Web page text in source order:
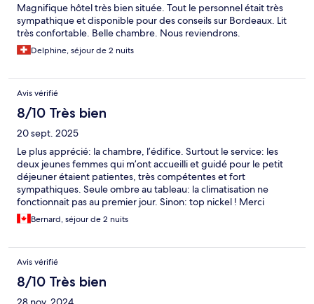
Magnifique hôtel très bien située. Tout le personnel était très
sympathique et disponible pour des conseils sur Bordeaux. Lit
très confortable. Belle chambre. Nous reviendrons.
Delphine, séjour de 2 nuits
Avis vérifié
8/10 Très bien
20 sept. 2025
Le plus apprécié: la chambre, l’édifice. Surtout le service: les
deux jeunes femmes qui m’ont accueilli et guidé pour le petit
déjeuner étaient patientes, très compétentes et fort
sympathiques. Seule ombre au tableau: la climatisation ne
fonctionnait pas au premier jour. Sinon: top nickel ! Merci
Bernard, séjour de 2 nuits
Avis vérifié
8/10 Très bien